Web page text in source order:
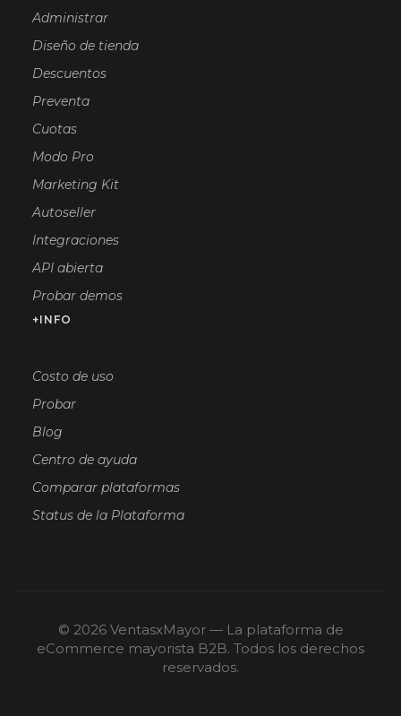
Administrar
Diseño de tienda
Descuentos
Preventa
Cuotas
Modo Pro
Marketing Kit
Autoseller
Integraciones
API abierta
Probar demos
+INFO
Costo de uso
Probar
Blog
Centro de ayuda
Comparar plataformas
Status de la Plataforma
© 2026 VentasxMayor — La plataforma de
eCommerce mayorista B2B. Todos los derechos
reservados.